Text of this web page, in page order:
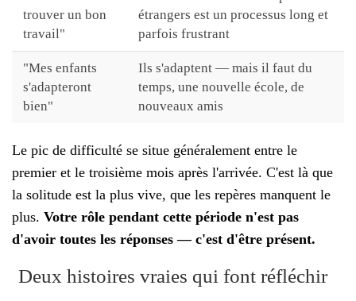
trouver un bon
travail"
étrangers est un processus long et
parfois frustrant
"Mes enfants
s'adapteront
bien"
Ils s'adaptent — mais il faut du
temps, une nouvelle école, de
nouveaux amis
Le pic de difficulté se situe généralement entre le
premier et le troisième mois après l'arrivée. C'est là que
la solitude est la plus vive, que les repères manquent le
plus. Votre rôle pendant cette période n'est pas
d'avoir toutes les réponses — c'est d'être présent.
Deux histoires vraies qui font réfléchir